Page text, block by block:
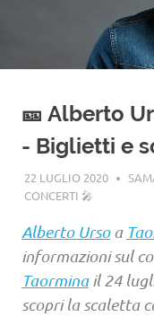
🎫 Alberto
- Biglietti e
22 LUGLIO 2020
CONCERTI 🎤
Alberto Ursoa
informazioni sul
Taorminail 24
scopri la scaletta